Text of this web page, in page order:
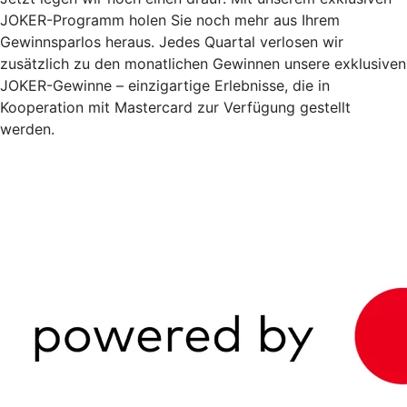
JOKER-Programm holen Sie noch mehr aus Ihrem
Gewinnsparlos heraus. Jedes Quartal verlosen wir
zusätzlich zu den monatlichen Gewinnen unsere exklusiven
JOKER-Gewinne – einzigartige Erlebnisse, die in
Kooperation mit Mastercard zur Verfügung gestellt
werden.